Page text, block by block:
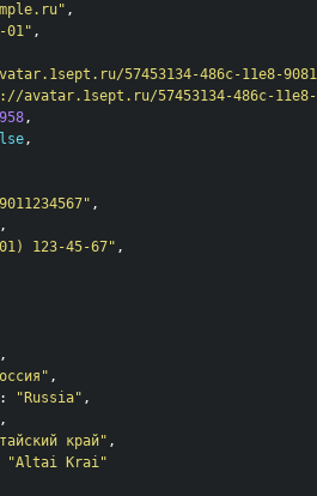
,
01" ,
57453134-486c-11e8-
avatar.1sept.ru/57453134-486c-11e8-
,
,
,
,
123-45-67" ,
,
,
: "Russia" ,
,
край" ,
"Altai Krai"